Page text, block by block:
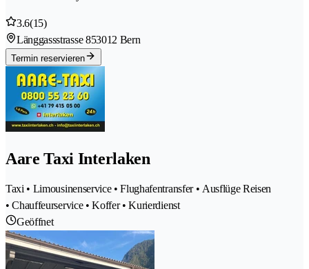
3.6(15)
Länggassstrasse 853012 Bern
Termin reservieren
Aare Taxi Interlaken
Taxi • Limousinenservice • Flughafentransfer • Ausflüge Reisen
• Chauffeurservice • Koffer • Kurierdienst
Geöffnet